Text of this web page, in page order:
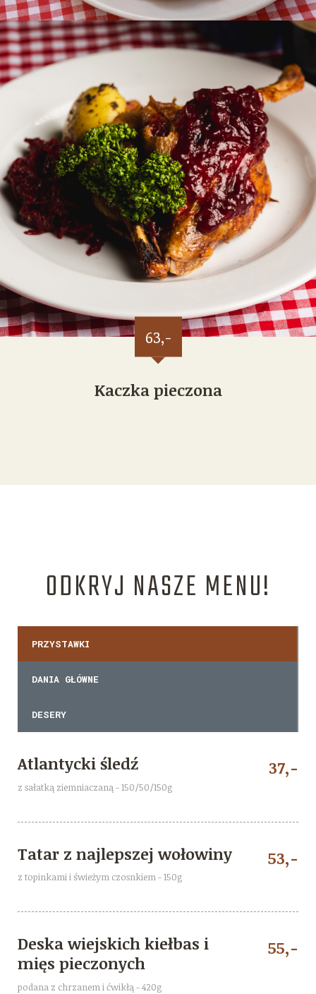
63,-
Kaczka pieczona
ODKRYJ NASZE MENU!
PRZYSTAWKI
DANIA GŁÓWNE
DESERY
Atlantycki śledź 37,-
z sałatką ziemniaczaną - 150/50/150g
Tatar z najlepszej wołowiny 53,-
z topinkami i świeżym czosnkiem - 150g
Deska wiejskich kiełbas i
mięs pieczonych
55,-
podana z chrzanem i ćwikłą - 420g